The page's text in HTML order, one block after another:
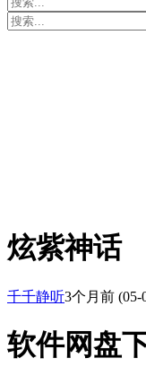
炫紫神话
千千静听3个月前 (05-
软件网盘